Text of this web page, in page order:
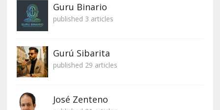
Guru Binario
published 3 articles
Gurú Sibarita
published 29 articles
José Zenteno